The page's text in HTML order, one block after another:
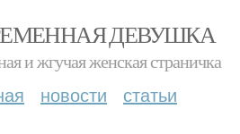
ДЕВУШКА
и жгучая женская страничка
новости статьи